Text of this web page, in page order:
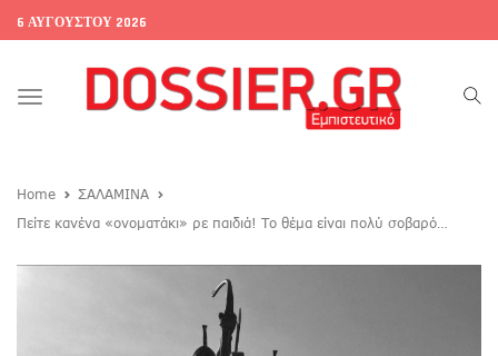
6 ΑΥΓΟΎΣΤΟΥ 2026
Toggle
Home
ΣΑΛΑΜΙΝΑ
Πείτε κανένα «ονοματάκι» ρε παιδιά! Το θέμα είναι πολύ σοβαρό…